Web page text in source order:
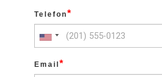
Telefon*
Email *